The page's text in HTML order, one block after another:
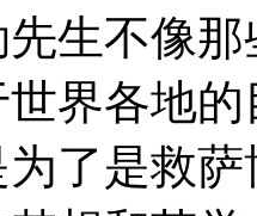
生不像
界各地
了是救